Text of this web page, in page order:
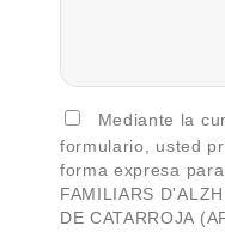
Mediante la
formulario, usted
forma expresa
FAMILIARS
DE CATARROJA